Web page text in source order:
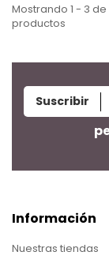
Mostrando 1 - 3 de
productos
Suscribir
Información
Nuestras tiendas